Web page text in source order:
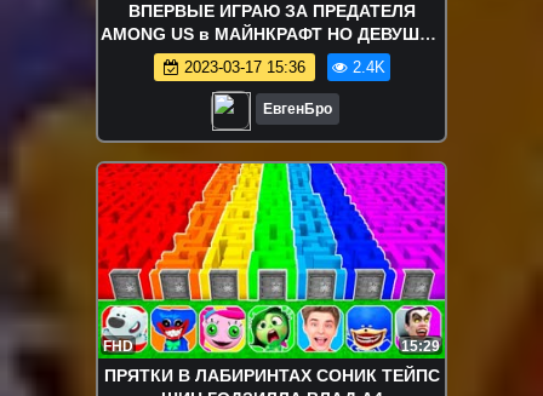
ВПЕРВЫЕ ИГРАЮ ЗА ПРЕДАТЕЛЯ
AMONG US в МАЙНКРАФТ НО ДЕВУШКА
НУБ И ПРО ВИДЕО ТРОЛЛИНГ
MINECRAFT
2023-03-17 15:36 2.4K
ЕвгенБро
FHD 15:29
ПРЯТКИ В ЛАБИРИНТАХ СОНИК ТЕЙПС